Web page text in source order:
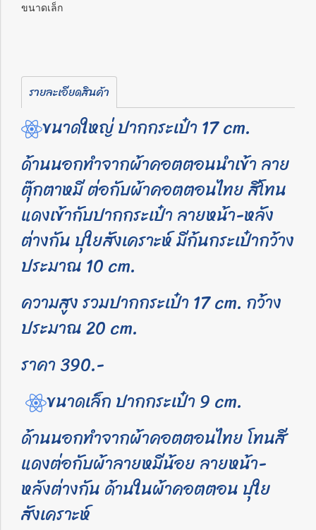
ขนาดเล็ก
รายละเอียดสินค้า
ขนาดใหญ่ ปากกระเป๋า 17 cm.
ด้านนอกทำจากผ้าคอตตอนนำเข้า ลาย
ตุ๊กตาหมี ต่อกับผ้าคอตตอนไทย สีโทน
แดงเข้ากับปากกระเป๋า ลายหน้า-หลัง
ต่างกัน บุใยสังเคราะห์ มีก้นกระเป๋ากว้าง
ประมาณ 10 cm.
ความสูง รวมปากกระเป๋า 17 cm. กว้าง
ประมาณ 20 cm.
ราคา 390.-
ขนาดเล็ก ปากกระเป๋า 9 cm.
ด้านนอกทำจากผ้าคอตตอนไทย โทนสี
แดงต่อกับผ้าลายหมีน้อย ลายหน้า-
หลังต่างกัน ด้านในผ้าคอตตอน บุใย
สังเคราะห์